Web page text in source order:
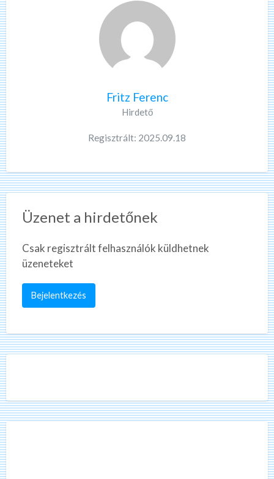
Fritz Ferenc
Hirdető
Regisztrált: 2025.09.18
Üzenet a hirdetőnek
Csak regisztrált felhasználók küldhetnek
üzeneteket
Bejelentkezés